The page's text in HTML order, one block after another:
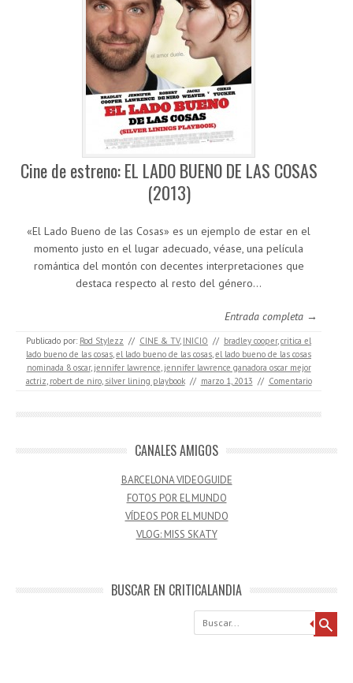
Cine de estreno: EL LADO BUENO DE LAS COSAS
(2013)
«El Lado Bueno de las Cosas» es un ejemplo de estar en el
momento justo en el lugar adecuado, véase, una película
romántica del montón con decentes interpretaciones que
destaca respecto al resto del género…
Entrada completa →
Publicado por: Rod Stylezz // CINE & TV, INICIO // bradley cooper,critica el
lado bueno de las cosas,el lado bueno de las cosas,el lado bueno de las cosas
nominada 8 oscar, jennifer lawrence, jennifer lawrence ganadora oscar mejor
actriz, robert de niro, silver lining playbook // marzo 1, 2013 // Comentario
CANALES AMIGOS
BARCELONA VIDEOGUIDE
FOTOS POR EL MUNDO
VÍDEOS POR EL MUNDO
VLOG: MISS SKATY
BUSCAR EN CRITICALANDIA
Buscar